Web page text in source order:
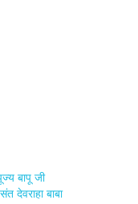
बापू जी
देवराहा बाबा